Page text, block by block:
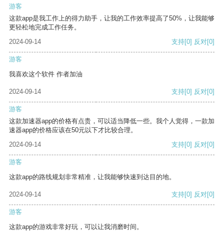
游客
这款app是我工作上的得力助手，让我的工作效率提高了50%，让我能够
更轻松地完成工作任务。
2024-09-14
支持[0] 反对[0]
游客
我喜欢这个软件 作者加油
2024-09-14 支持[0] 反对[0]
游客
这款加速器app的价格有点贵，可以适当降低一些。我个人觉得，一款加
速器app的价格应该在50元以下才比较合理。
2024-09-14
支持[0] 反对[0]
游客
这款app的路线规划非常精准，让我能够快速到达目的地。
2024-09-14 支持[0] 反对[0]
游客
这款app的游戏非常好玩，可以让我消磨时间。